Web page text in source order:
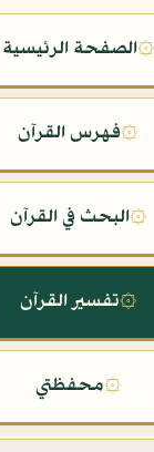
۞الصفحة الرئيسية
۞فهرس القرآن
۞البحث في القرآن
۞تفسير القرآن
۞محفظتي